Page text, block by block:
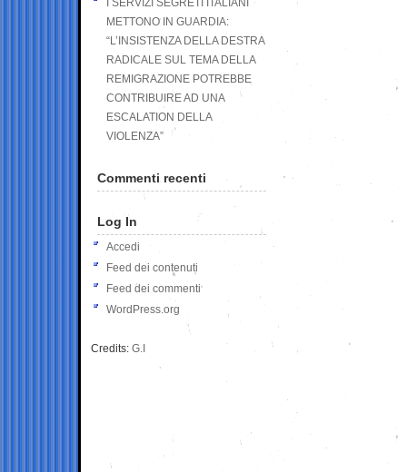
I SERVIZI SEGRETI ITALIANI
METTONO IN GUARDIA:
“L’INSISTENZA DELLA DESTRA
RADICALE SUL TEMA DELLA
REMIGRAZIONE POTREBBE
CONTRIBUIRE AD UNA
ESCALATION DELLA
VIOLENZA”
Commenti recenti
Log In
Accedi
Feed dei contenuti
Feed dei commenti
WordPress.org
Credits: G.I